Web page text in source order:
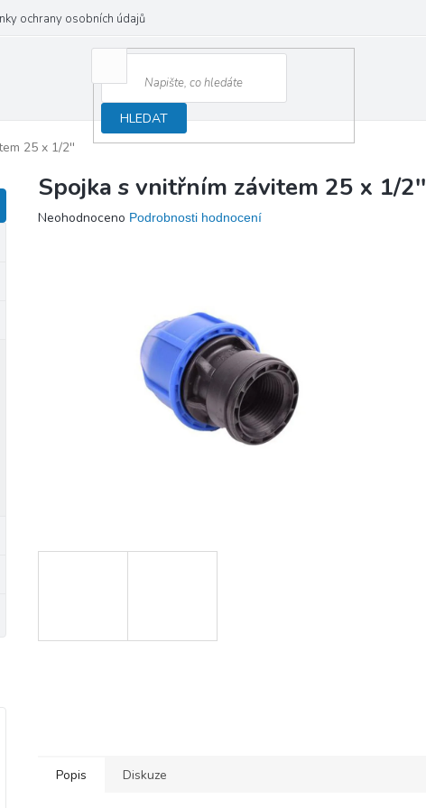
ochrany osobních údajů
HLEDAT
25 x 1/2''
Spojka s vnitřním závitem 25 x 1/2''
Průměrné
Neohodnoceno Podrobnosti hodnocení
Popis Diskuze